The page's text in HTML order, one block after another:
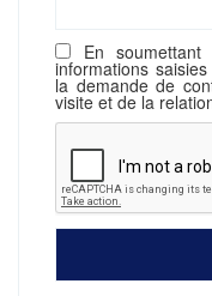
En
informations
la demande de
visite et de la